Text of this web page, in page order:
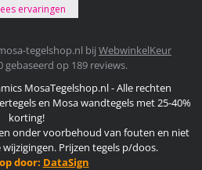
tegelshop.nl bij WebwinkelKeur
gebaseerd op 189 reviews.
MosaTegelshop.nl - Alle rechten
en Mosa wandtegels met 25-40%
korting!
onder voorbehoud van fouten en niet
Prijzen tegels p/doos.
door: DataSign